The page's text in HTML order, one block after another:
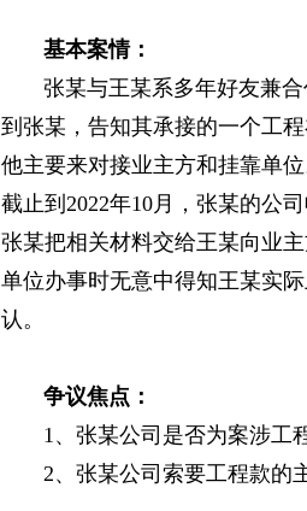
基本案情：
张某与王某系多年好友兼合
到张某，告知其承接的一个工
他主要来对接业主方和挂靠单
截止到2022年10月，张某的公
张某把相关材料交给王某向业
单位办事时无意中得知王某实
认。
争议焦点：
1、张某公司是否为案涉工程
2、张某公司索要工程款的主